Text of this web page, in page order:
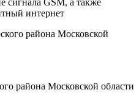
сигнала GSM, а также
интернет
района Московской области